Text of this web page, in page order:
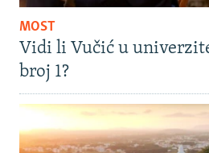
MOST
Vidi li Vučić u
broj 1?